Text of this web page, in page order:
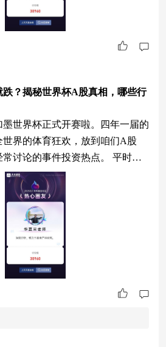
。 根据公开数据，2025年，肯
跌？揭秘世界杯A股真相，哪些行
世界杯正式开赛啦。四年一届的
界的体育狂欢，放到咱们A股
常讨论的事件投资热点。 平时市
一个说法，就是“世界杯魔咒”，都
多半行情走弱、交易量缩水。那
的市场规律，还是大家随口传出
今天宋老师就带大家拆开数据好好
打实的历史数据，世界杯本身和A
扯不上直接关系，但过去三十